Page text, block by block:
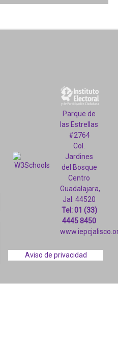
Parque de
las Estrellas
#2764
Col.
Jardines
del Bosque
Centro
Guadalajara,
Jal. 44520
Tel: 01 (33)
4445 8450
Aviso de privacidad